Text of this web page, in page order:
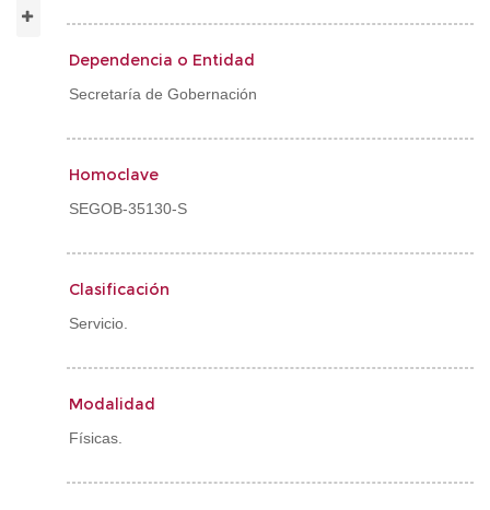
Dependencia o Entidad
Secretaría de Gobernación
Homoclave
SEGOB-35130-S
Clasificación
Servicio.
Modalidad
Físicas